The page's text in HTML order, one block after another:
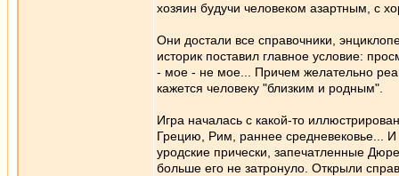
хозяин будучи человеком азартным, с
Они достали все справочники,
историк поставил главное условие:
- мое - не мое... Причем желательно
кажется человеку "близким и родным".
Игра началась с какой-то
Грецию, Рим, раннее средневековье...
уродские прически, запечатленные
больше его не затронуло. Открыли